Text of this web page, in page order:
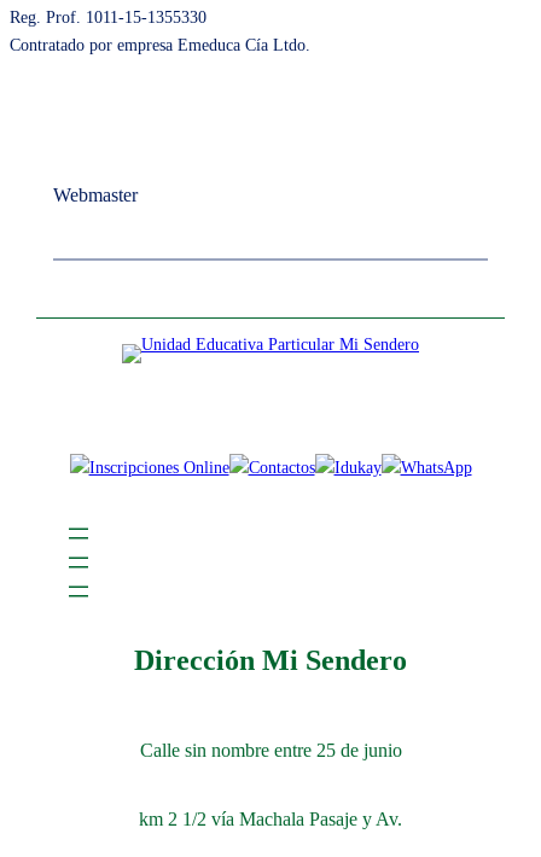
Reg. Prof. 1011-15-1355330
Contratado por empresa Emeduca Cía Ltdo.
Webmaster
Dirección Mi Sendero
Calle sin nombre entre 25 de junio
km 2 1/2 vía Machala Pasaje y Av.